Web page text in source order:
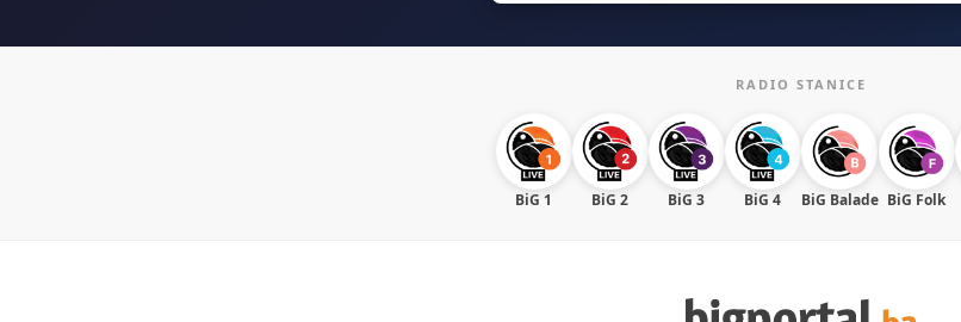
RADIO STANICE
BiG 1 BiG 2 BiG 3 BiG 4 BiG Balade BiG Folk